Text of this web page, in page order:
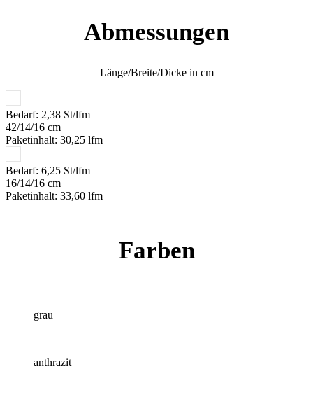
Abmessungen
Länge/Breite/Dicke in cm​
Bedarf: 2,38 St/lfm
42/14/16 cm
Paketinhalt: 30,25 lfm
Bedarf: 6,25 St/lfm
16/14/16 cm
Paketinhalt: 33,60 lfm
Farben
grau
anthrazit